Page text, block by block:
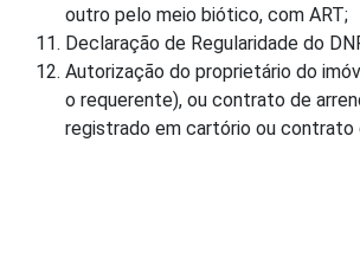
outro pelo meio biótico, com ART;
Declaração de Regularidade do
Autorização do proprietário do
o requerente), ou contrato de
registrado em cartório ou contrato